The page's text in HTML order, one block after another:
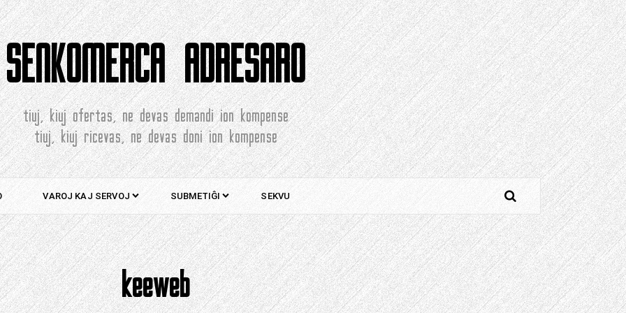
SENKOMERCA ADRESARO
tiuj, kiuj ofertas, ne devas demandi ion kompense
tiuj, kiuj ricevas, ne devas doni ion kompense
VAROJ KAJ SERVOJ SUBMETIĜI SEKVU
keeweb